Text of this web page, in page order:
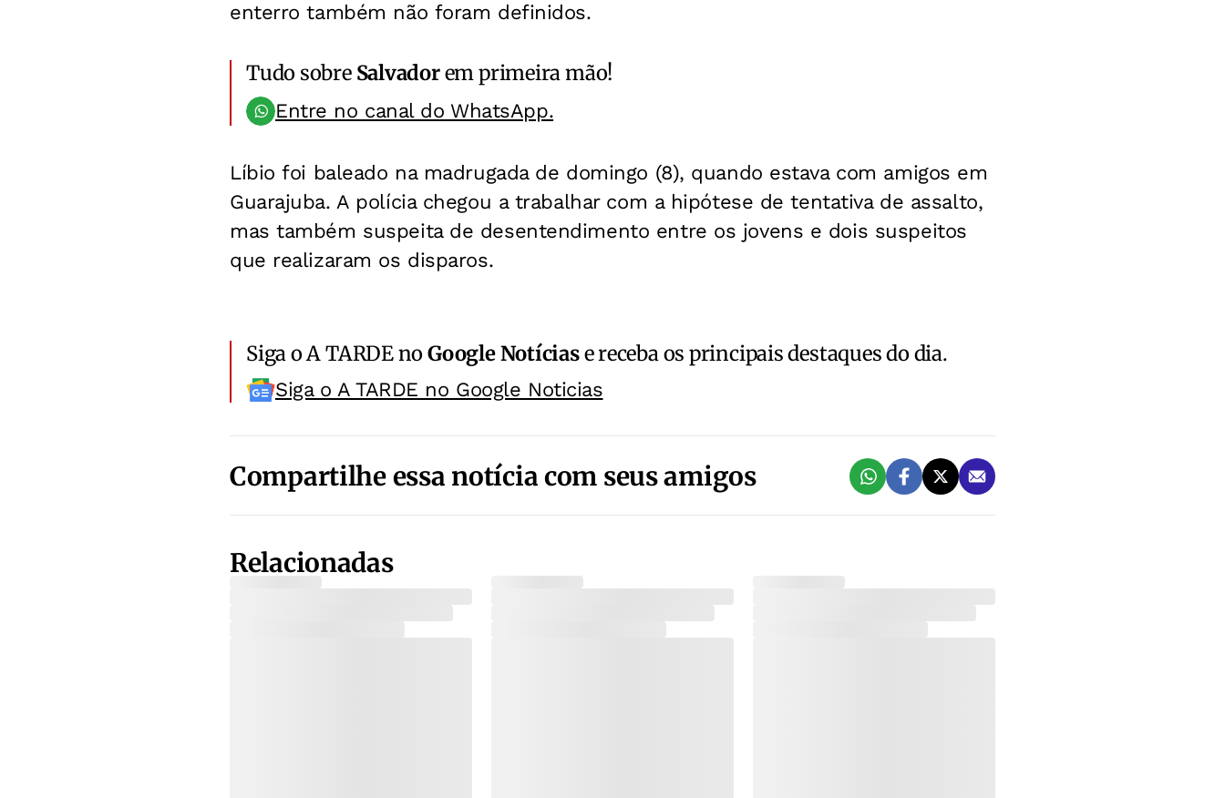
enterro também não foram definidos.
Tudo sobre Salvadorem primeira mão!
Entre no canal do WhatsApp.
Líbio foi baleado na madrugada de domingo (8), quando estava com amigos em
Guarajuba. A polícia chegou a trabalhar com a hipótese de tentativa de assalto,
mas também suspeita de desentendimento entre os jovens e dois suspeitos
que realizaram os disparos.
Siga o A TARDE noGoogle Notíciase receba os principais destaques do dia.
Siga o A TARDE no Google Noticias
Compartilhe essa notícia com seus amigos
Relacionadas